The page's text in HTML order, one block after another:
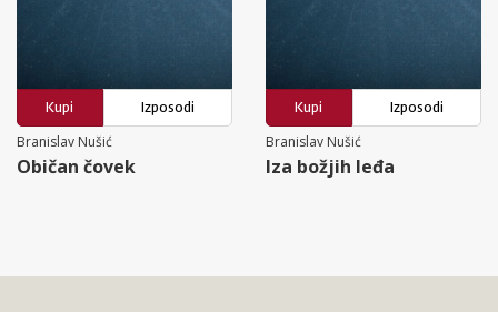
Kupi
Izposodi
Branislav Nušić
Običan čovek
Kupi
Izposodi
Branislav Nušić
Iza božjih leđa